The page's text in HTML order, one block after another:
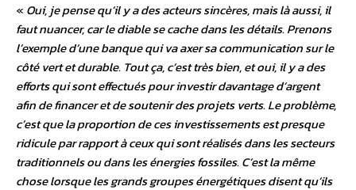
« Oui, je pense qu’il y a des acteurs sincères, mais là aussi, il
faut nuancer, car le diable se cache dans les détails. Prenons
l’exemple d’une banque qui va axer sa communication sur le
côté vert et durable. Tout ça, c’est très bien, et oui, il y a des
efforts qui sont effectués pour investir davantage d’argent
afin de financer et de soutenir des projets verts. Le problème,
c’est que la proportion de ces investissements est presque
ridicule par rapport à ceux qui sont réalisés dans les secteurs
traditionnels ou dans les énergies fossiles. C’est la même
chose lorsque les grands groupes énergétiques disent qu’ils